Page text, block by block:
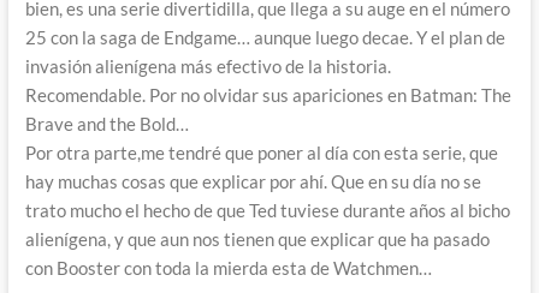
bien, es una serie divertidilla, que llega a su auge en el número
25 con la saga de Endgame… aunque luego decae. Y el plan de
invasión alienígena más efectivo de la historia.
Recomendable. Por no olvidar sus apariciones en Batman: The
Brave and the Bold…
Por otra parte,me tendré que poner al día con esta serie, que
hay muchas cosas que explicar por ahí. Que en su día no se
trato mucho el hecho de que Ted tuviese durante años al bicho
alienígena, y que aun nos tienen que explicar que ha pasado
con Booster con toda la mierda esta de Watchmen…